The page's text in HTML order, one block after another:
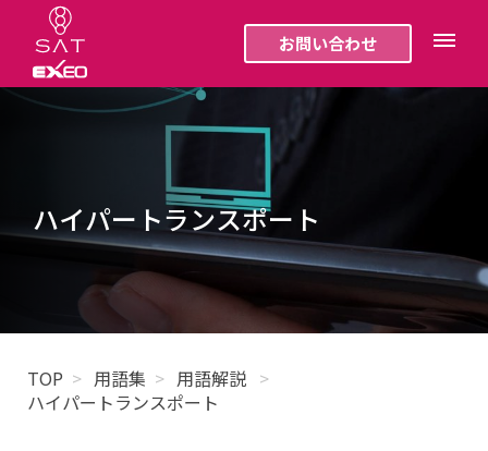
お問い合わせ
ハイパートランスポート
TOP 用語集
用語解説
ハイパートランスポート